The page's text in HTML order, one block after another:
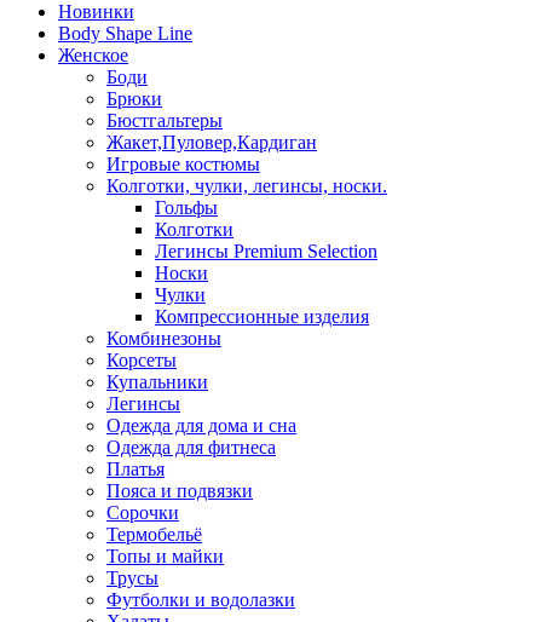
Новинки
Body Shape Line
Женское
Боди
Брюки
Бюстгальтеры
Жакет,Пуловер,Кардиган
Игровые костюмы
Колготки, чулки, легинсы, носки.
Гольфы
Колготки
Легинсы Premium Selection
Носки
Чулки
Компрессионные изделия
Комбинезоны
Корсеты
Купальники
Легинсы
Одежда для дома и сна
Одежда для фитнеса
Платья
Пояса и подвязки
Сорочки
Термобельё
Топы и майки
Трусы
Футболки и водолазки